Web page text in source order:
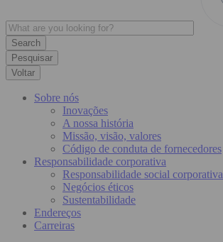
Pesquisar
Voltar
Sobre nós
Inovações
A nossa história
Missão, visão, valores
Código de conduta de fornecedores
Responsabilidade corporativa
Responsabilidade social corporativa
Negócios éticos
Sustentabilidade
Endereços
Carreiras